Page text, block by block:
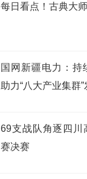
每日看点！古典大
国网新疆电力：持
助力“八大产业集群”
69支战队角逐四川
赛决赛